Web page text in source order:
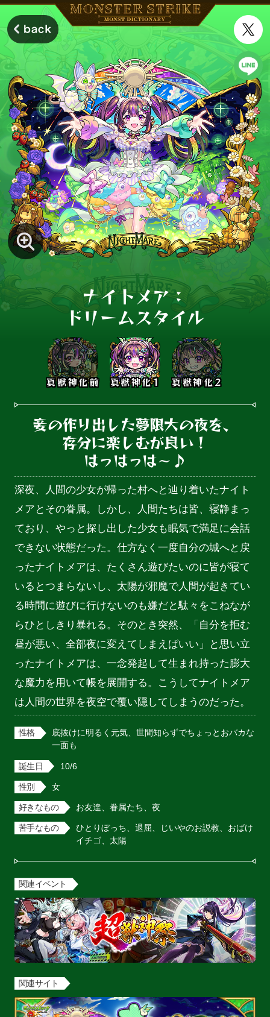
ナイトメア：
ドリームスタイル
真獣神化前 真獣神化1 真獣神化2
妾の作り出した夢限大の夜を、
存分に楽しむが良い！
はっはっは～♪
深夜、人間の少女が帰った村へと辿り着いたナイト
メアとその眷属。しかし、人間たちは皆、寝静まっ
ており、やっと探し出した少女も眠気で満足に会話
できない状態だった。仕方なく一度自分の城へと戻
ったナイトメアは、たくさん遊びたいのに皆が寝て
いるとつまらないし、太陽が邪魔で人間が起きてい
る時間に遊びに行けないのも嫌だと駄々をこねなが
らひとしきり暴れる。そのとき突然、「自分を拒む
昼が悪い、全部夜に変えてしまえばいい」と思い立
ったナイトメアは、一念発起して生まれ持った膨大
な魔力を用いて帳を展開する。こうしてナイトメア
は人間の世界を夜空で覆い隠してしまうのだった。
性格
底抜けに明るく元気、世間知らずでちょっとおバカな
一面も
誕生日 10/6
性別 女
好きなもの お友達、眷属たち、夜
苦手なもの
ひとりぼっち、退屈、じいやのお説教、おばけ
イチゴ、太陽
関連イベント
関連サイト